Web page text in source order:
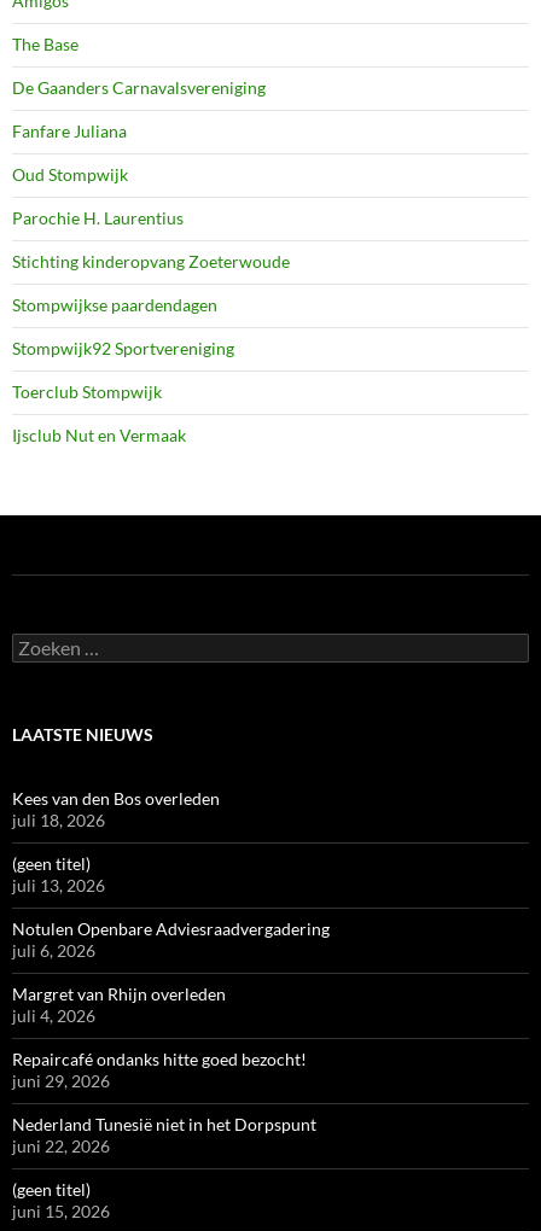
The Base
De Gaanders Carnavalsvereniging
Fanfare Juliana
Oud Stompwijk
Parochie H. Laurentius
Stichting kinderopvang Zoeterwoude
Stompwijkse paardendagen
Stompwijk92 Sportvereniging
Toerclub Stompwijk
Ijsclub Nut en Vermaak
Zoeken
naar:
LAATSTE NIEUWS
Kees van den Bos overleden
juli 18, 2026
(geen titel)
juli 13, 2026
Notulen Openbare Adviesraadvergadering
juli 6, 2026
Margret van Rhijn overleden
juli 4, 2026
Repaircafé ondanks hitte goed bezocht!
juni 29, 2026
Nederland Tunesië niet in het Dorpspunt
juni 22, 2026
(geen titel)
juni 15, 2026